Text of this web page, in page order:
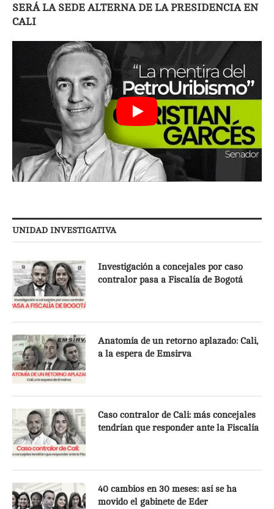
SERÁ LA SEDE ALTERNA DE LA PRESIDENCIA EN
CALI
UNIDAD INVESTIGATIVA
Investigación a concejales por caso
contralor pasa a Fiscalía de Bogotá
Anatomía de un retorno aplazado: Cali,
a la espera de Emsirva
Caso contralor de Cali: más concejales
tendrían que responder ante la Fiscalía
40 cambios en 30 meses: así se ha
movido el gabinete de Eder